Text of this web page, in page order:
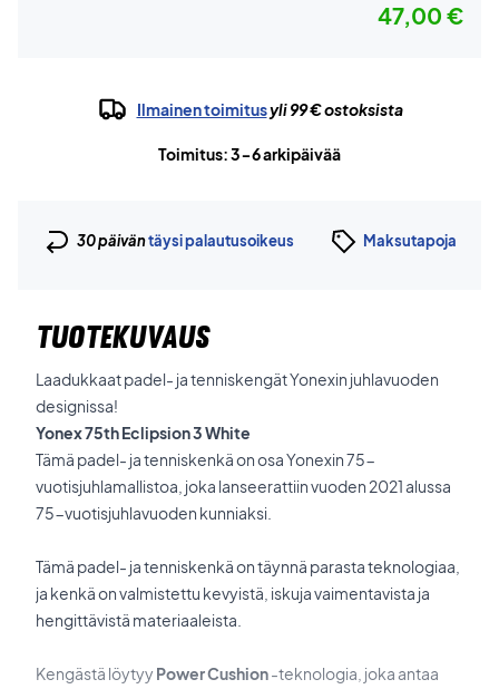
47,00 €
Ilmainen toimitusyli 99 € ostoksista
Toimitus: 3-6 arkipäivää
30 päiväntäysi palautusoikeus Maksutapoja
TUOTEKUVAUS
Laadukkaat padel- ja tenniskengät Yonexin juhlavuoden
designissa!
Yonex 75th Eclipsion 3 White
Tämä padel- ja tenniskenkä on osa Yonexin 75-
vuotisjuhlamallistoa, joka lanseerattiin vuoden 2021 alussa
75-vuotisjuhlavuoden kunniaksi.
Tämä padel- ja tenniskenkä on täynnä parasta teknologiaa,
ja kenkä on valmistettu kevyistä, iskuja vaimentavista ja
hengittävistä materiaaleista.
Kengästä löytyy Power Cushion-teknologia, joka antaa